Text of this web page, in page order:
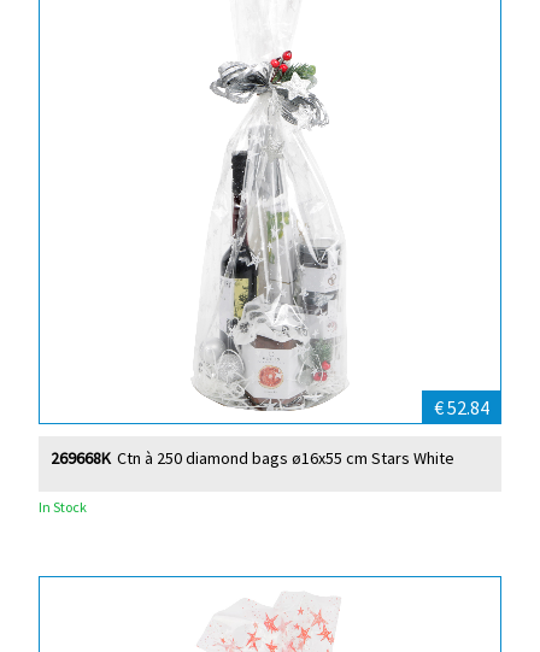
€ 52.84
Ctn à 250 diamond bags ø16x55 cm Stars White
269668K
In Stock